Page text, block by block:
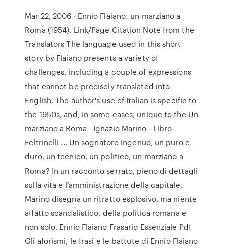
Mar 22, 2006 · Ennio Flaiano: un marziano a
Roma (1954). Link/Page Citation Note from the
Translators The language used in this short
story by Flaiano presents a variety of
challenges, including a couple of expressions
that cannot be precisely translated into
English. The author's use of Italian is specific to
the 1950s, and, in some cases, unique to the Un
marziano a Roma - Ignazio Marino - Libro -
Feltrinelli ... Un sognatore ingenuo, un puro e
duro, un tecnico, un politico, un marziano a
Roma? In un racconto serrato, pieno di dettagli
sulla vita e l’amministrazione della capitale,
Marino disegna un ritratto esplosivo, ma niente
affatto scandalistico, della politica romana e
non solo. Ennio Flaiano Frasario Essenziale Pdf
Gli aforismi, le frasi e le battute di Ennio Flaiano